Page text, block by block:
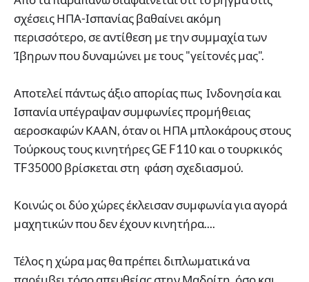
σχέσεις ΗΠΑ-Ισπανίας βαθαίνει ακόμη
περισσότερο, σε αντίθεση με την συμμαχία των
Ίβηρων που δυναμώνει με τους "γείτονές μας".
Αποτελεί πάντως άξιο απορίας πως Ινδονησία και
Ισπανία υπέγραψαν συμφωνίες προμήθειας
αεροσκαφών ΚΑΑΝ, όταν οι ΗΠΑ μπλοκάρους στους
Τούρκους τους κινητήρες GE F110 και ο τουρκικός
TF35000 βρίσκεται στη φάση σχεδιασμού.
Κοινώς οι δύο χώρες έκλεισαν συμφωνία για αγορά
μαχητικών που δεν έχουν κινητήρα....
Τέλος η χώρα μας θα πρέπει διπλωματικά να